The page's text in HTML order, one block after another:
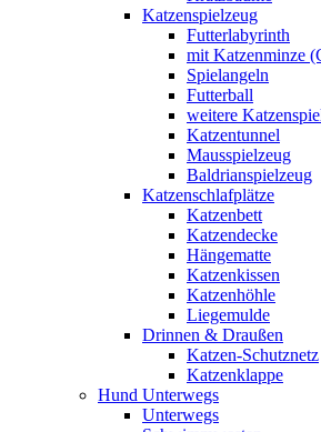
Katzenspielzeug
Futterlabyrinth
mit Katzenminze
Spielangeln
Futterball
weitere
Katzentunnel
Mausspielzeug
Baldrianspielzeug
Katzenschlafplätze
Katzenbett
Katzendecke
Hängematte
Katzenkissen
Katzenhöhle
Liegemulde
Drinnen & Draußen
Katzen-Schutznetz
Katzenklappe
Hund Unterwegs
Unterwegs